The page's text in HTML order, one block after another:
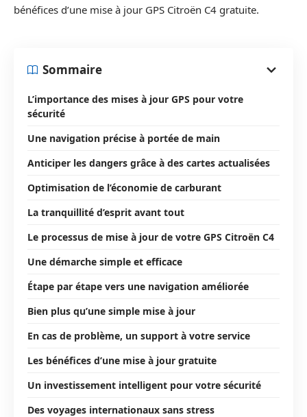
bénéfices d’une mise à jour GPS Citroën C4 gratuite.
Sommaire
L’importance des mises à jour GPS pour votre
sécurité
Une navigation précise à portée de main
Anticiper les dangers grâce à des cartes actualisées
Optimisation de l’économie de carburant
La tranquillité d’esprit avant tout
Le processus de mise à jour de votre GPS Citroën C4
Une démarche simple et efficace
Étape par étape vers une navigation améliorée
Bien plus qu’une simple mise à jour
En cas de problème, un support à votre service
Les bénéfices d’une mise à jour gratuite
Un investissement intelligent pour votre sécurité
Des voyages internationaux sans stress